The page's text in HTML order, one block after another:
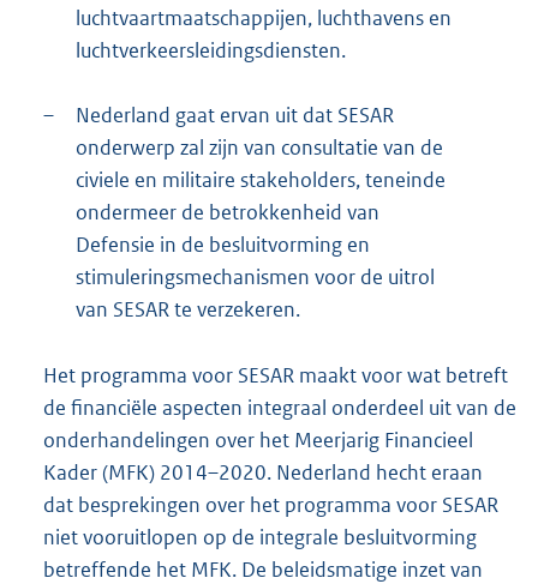
luchtvaartmaatschappijen, luchthavens en
luchtverkeersleidingsdiensten.
–
Nederland gaat ervan uit dat SESAR
onderwerp zal zijn van consultatie van de
civiele en militaire stakeholders, teneinde
ondermeer de betrokkenheid van
Defensie in de besluitvorming en
stimuleringsmechanismen voor de uitrol
van SESAR te verzekeren.
Het programma voor SESAR maakt voor wat betreft
de financiële aspecten integraal onderdeel uit van de
onderhandelingen over het Meerjarig Financieel
Kader (MFK) 2014–2020. Nederland hecht eraan
dat besprekingen over het programma voor SESAR
niet vooruitlopen op de integrale besluitvorming
betreffende het MFK. De beleidsmatige inzet van